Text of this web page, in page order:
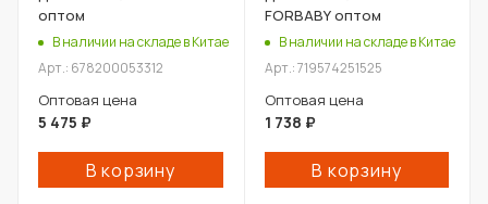
оптом
В наличии на складе в Китае
Арт.: 678200053312
Оптовая цена
5 475 ₽
В корзину
FORBABY оптом
В наличии на складе в Китае
Арт.: 719574251525
Оптовая цена
1 738 ₽
В корзину